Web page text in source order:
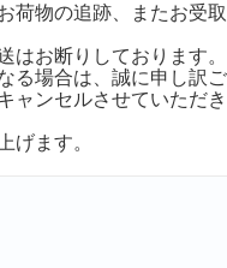
荷物の追跡、またお受取
はお断りしております。
る場合は、誠に申し訳ご
ャンセルさせていただき
げます。